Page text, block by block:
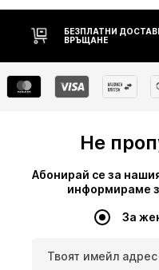
30 ДНИ ПРАВО
Не
Абонирай се за
информираме
За
Твоят имейл адрес